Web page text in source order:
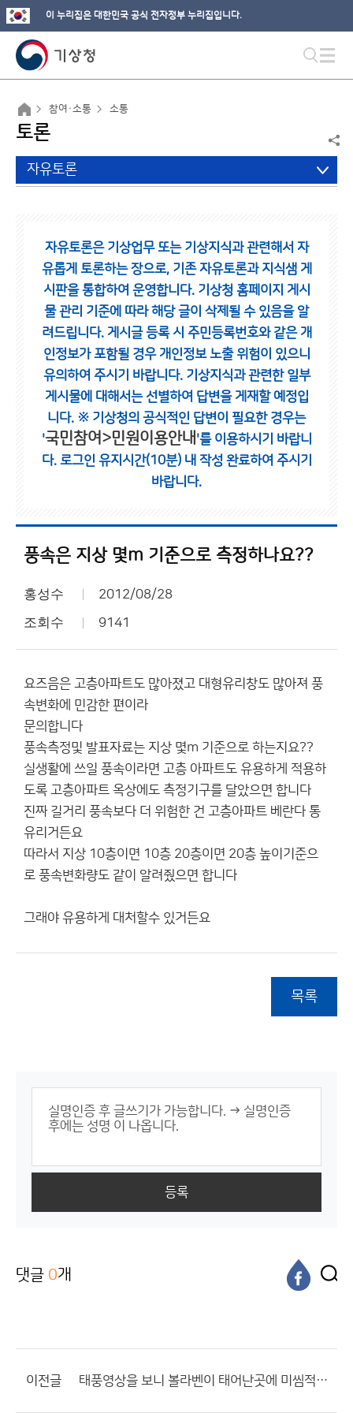
이 누리집은 대한민국 공식 전자정부 누리집입니다.
참여·소통 소통
토론
자유토론
자유토론은 기상업무 또는 기상지식과 관련해서 자
유롭게 토론하는 장으로, 기존 자유토론과 지식샘 게
시판을 통합하여 운영합니다. 기상청 홈페이지 게시
물 관리 기준에 따라 해당 글이 삭제될 수 있음을 알
려드립니다. 게시글 등록 시 주민등록번호와 같은 개
인정보가 포함될 경우 개인정보 노출 위험이 있으니
유의하여 주시기 바랍니다. 기상지식과 관련한 일부
게시물에 대해서는 선별하여 답변을 게재할 예정입
니다. ※ 기상청의 공식적인 답변이 필요한 경우는
'국민참여>민원이용안내 '를 이용하시기 바랍니
다. 로그인 유지시간(10분) 내 작성 완료하여 주시기
바랍니다.
풍속은 지상 몇m 기준으로 측정하나요??
홍성수 2012/08/28
조회수 9141
요즈음은 고층아파트도 많아졌고 대형유리창도 많아져 풍
속변화에 민감한 편이라
문의합니다
풍속측정및 발표자료는 지상 몇m 기준으로 하는지요??
실생활에 쓰일 풍속이라면 고층 아파트도 유용하게 적용하
도록 고층아파트 옥상에도 측정기구를 달았으면 합니다
진짜 길거리 풍속보다 더 위험한 건 고층아파트 베란다 통
유리거든요
따라서 지상 10층이면 10층 20층이면 20층 높이기준으
로 풍속변화량도 같이 알려줬으면 합니다
그래야 유용하게 대처할수 있거든요
목록
등록
댓글 0개
이전글 태풍영상을 보니 볼라벤이 태어난곳에 미씸적은 현상이 일어나네요.